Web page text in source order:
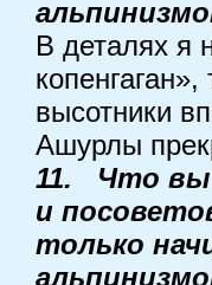
В деталях я
высотники
Ашурлы
11. Что вы
и
только